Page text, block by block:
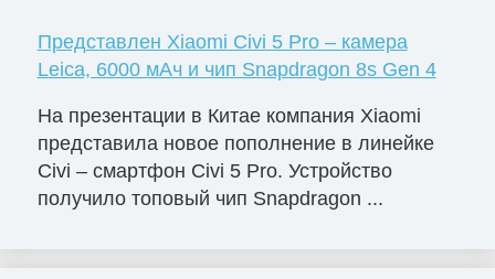
Представлен Xiaomi Civi 5 Pro – камера
Leica, 6000 мАч и чип Snapdragon 8s Gen 4
На презентации в Китае компания Xiaomi
представила новое пополнение в линейке
Civi – смартфон Civi 5 Pro. Устройство
получило топовый чип Snapdragon ...